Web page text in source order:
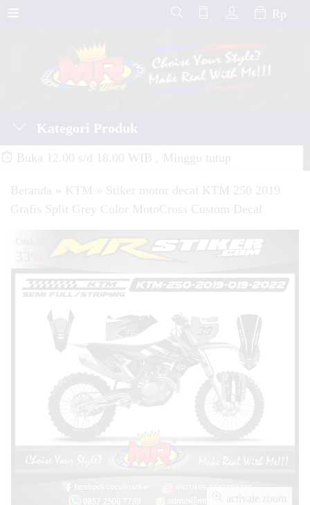
Rp
Kategori Produk
Buka 12.00 s/d 18.00 WIB , Minggu tutup
Beranda » KTM » Stiker motor decal KTM 250 2019
Grafis Split Grey Color MotoCross Custom Decal
activate zoom